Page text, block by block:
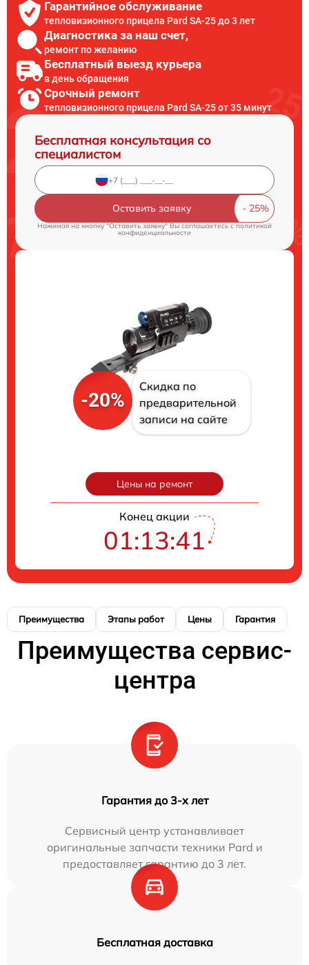
Гарантийное обслуживание
тепловизионного прицела Pard SA-25 до 3 лет
Диагностика за наш счет,
ремонт по желанию
Бесплатный выезд курьера
в день обращения
Срочный ремонт
тепловизионного прицела Pard SA-25 от 35 минут
Бесплатная консультация со
специалистом
Оставить заявку
Нажимая на кнопку "Оставить заявку" Вы соглашаетесь c политикой
конфиденциальности
-20%
Скидка по
предварительной
записи на сайте
Цены на ремонт
Конец акции
01:13:40
Преимущества Этапы работ Цены Гарантия
Преимущества сервис-
центра
Гарантия до 3-х лет
Сервисный центр устанавливает
оригинальные запчасти техники Pard и
предоставляет гарантию до 3 лет.
Бесплатная доставка